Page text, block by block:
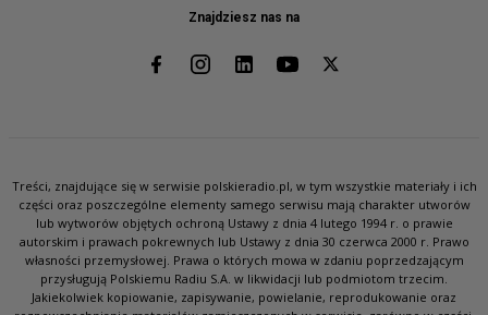
Znajdziesz nas na
Treści, znajdujące się w serwisie polskieradio.pl, w tym wszystkie materiały i ich
części oraz poszczególne elementy samego serwisu mają charakter utworów
lub wytworów objętych ochroną Ustawy z dnia 4 lutego 1994 r. o prawie
autorskim i prawach pokrewnych lub Ustawy z dnia 30 czerwca 2000 r. Prawo
własności przemysłowej. Prawa o których mowa w zdaniu poprzedzającym
przysługują Polskiemu Radiu S.A. w likwidacji lub podmiotom trzecim.
Jakiekolwiek kopiowanie, zapisywanie, powielanie, reprodukowanie oraz